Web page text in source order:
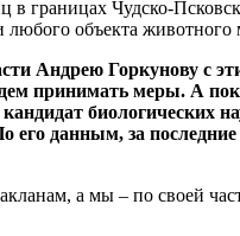
границах Чудско-
любого объекта
Андрею Горкунову с
принимать меры. А
биологических
его данным, за
а мы – по своей